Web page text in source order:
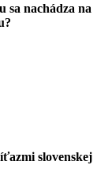
sa nachádza na
slovenskej